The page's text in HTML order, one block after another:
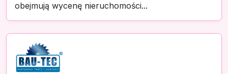
obejmują wycenę nieruchomości...